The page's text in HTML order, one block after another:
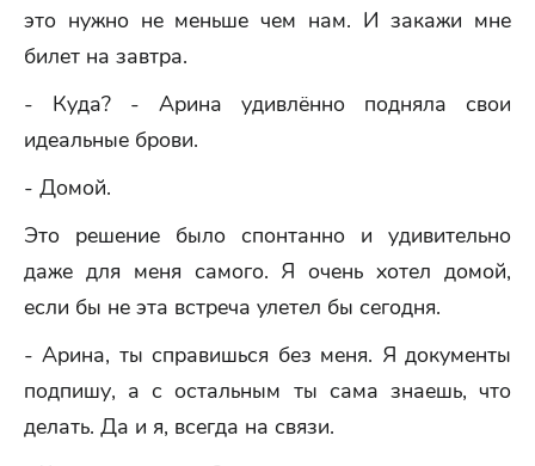
это нужно не меньше чем нам. И закажи мне
билет на завтра.
- Куда? - Арина удивлённо подняла свои
идеальные брови.
- Домой.
Это решение было спонтанно и удивительно
даже для меня самого. Я очень хотел домой,
если бы не эта встреча улетел бы сегодня.
- Арина, ты справишься без меня. Я документы
подпишу, а с остальным ты сама знаешь, что
делать. Да и я, всегда на связи.